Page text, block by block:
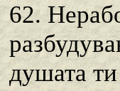
62.
душата ти